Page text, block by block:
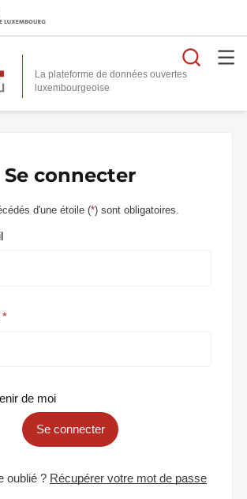
La plateforme de données ouvertes
Se connecter
d'une étoile (*) sont obligatoires.
de moi
Se connecter
oublié ? Récupérer votre mot de passe